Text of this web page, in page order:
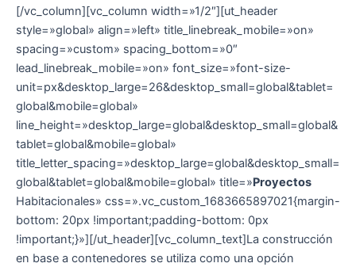
[/vc_column][vc_column width=»1/2″][ut_header
style=»global» align=»left» title_linebreak_mobile=»on»
spacing=»custom» spacing_bottom=»0″
lead_linebreak_mobile=»on» font_size=»font-size-
unit=px&desktop_large=26&desktop_small=global&tablet=
global&mobile=global»
line_height=»desktop_large=global&desktop_small=global&
tablet=global&mobile=global»
title_letter_spacing=»desktop_large=global&desktop_small=
global&tablet=global&mobile=global» title=»Proyectos
Habitacionales» css=».vc_custom_1683665897021{margin-
bottom: 20px !important;padding-bottom: 0px
!important;}»][/ut_header][vc_column_text]La construcción
en base a contenedores se utiliza como una opción